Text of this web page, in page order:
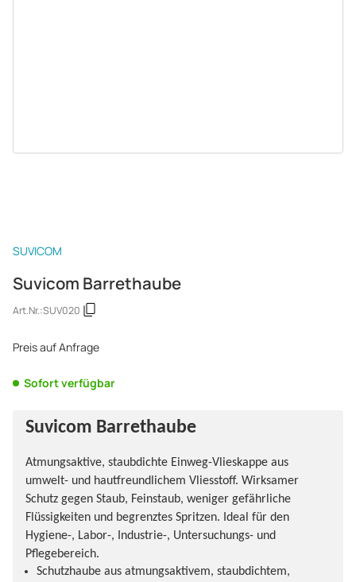
SUVICOM
Suvicom Barrethaube
Art.Nr.:SUV020
Preis auf Anfrage
Sofort verfügbar
Suvicom Barrethaube
Atmungsaktive, staubdichte Einweg-Vlieskappe aus
umwelt- und hautfreundlichem Vliesstoff. Wirksamer
Schutz gegen Staub, Feinstaub, weniger gefährliche
Flüssigkeiten und begrenztes Spritzen. Ideal für den
Hygiene-, Labor-, Industrie-, Untersuchungs- und
Pflegebereich.
Schutzhaube aus atmungsaktivem, staubdichtem,